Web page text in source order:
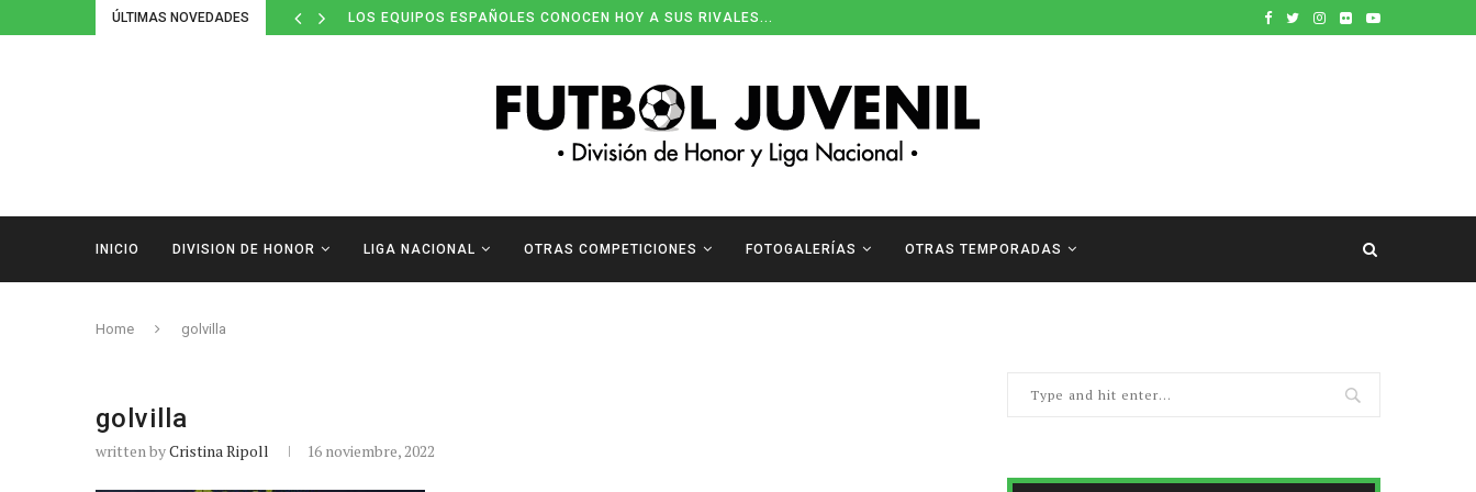
ÚLTIMAS NOVEDADES LOS EQUIPOS ESPAÑOLES CONOCEN HOY A SUS RIVALES...
INICIO DIVISION DE HONOR LIGA NACIONAL OTRAS COMPETICIONES FOTOGALERÍAS OTRAS TEMPORADAS
Home golvilla
golvilla
written byCristina Ripoll 16 noviembre, 2022